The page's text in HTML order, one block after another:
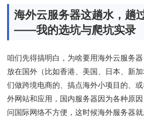
海外云服务器这趟水，趟
——我的选坑与爬坑实录
咱们先得搞明白，为啥要用海外云服务
放在国外（比如香港、美国、日本、新
们做跨境电商的、搞点海外小项目的、
外网站和应用，国内服务器因为各种原
问国际网络不方便，这时候海外服务器